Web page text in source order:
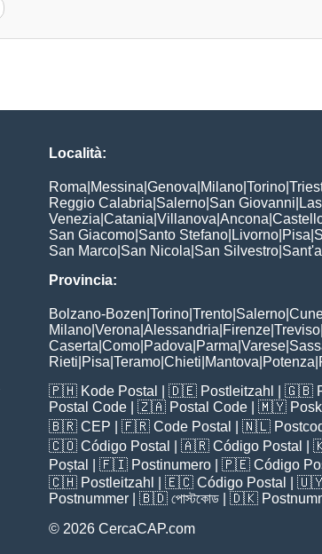
Località:
Roma Messina Genova Milano Torino
Reggio Calabria Salerno San Giovanni
Venezia Catania Villanova Ancona
San Giacomo Santo Stefano Livorno Pisa
San Marco San Nicola San Silvestro
Provincia:
Bolzano-Bozen Torino Trento Salerno
Milano Verona Alessandria Firenze Treviso
Caserta Como Padova Parma Varese
Rieti Pisa Teramo Chieti Mantova Potenza
🇵🇭 Kode Postal | 🇩🇪 Postleitzahl | 🇬🇧
Postal Code | 🇿🇦 Postal Code | 🇲🇾
🇧🇷 CEP | 🇫🇷 Code Postal | 🇳🇱
🇨🇴 Código Postal | 🇦🇷 Código Postal |
Poștal
| 🇫🇮 Postinumero | 🇵🇪 Código
🇨🇭 Postleitzahl | 🇪🇨 Código Postal |
Postnummer | 🇧🇩 পোস্টকোড | 🇩🇰
© 2026 CercaCAP.com